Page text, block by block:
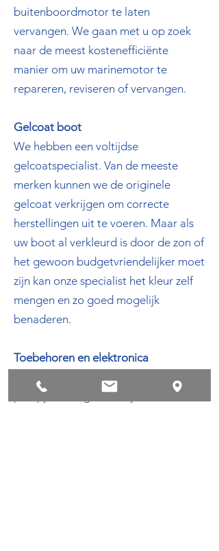
buitenboordmotor te laten
vervangen. We gaan met u op zoek
naar de meest kostenefficiënte
manier om uw marinemotor te
repareren, reviseren of vervangen.
Gelcoat boot
We hebben een voltijdse
gelcoatspecialist. Van de meeste
merken kunnen we de originele
gelcoat verkrijgen om correcte
herstellingen uit te voeren. Maar als
uw boot al verkleurd is door de zon of
het gewoon budgetvriendelijker moet
zijn kan onze specialist het kleur zelf
mengen en zo goed mogelijk
benaderen.
Toebehoren en elektronica
Ook alle toebehoren zoals bilge
pompjes, navigatielichtjes,